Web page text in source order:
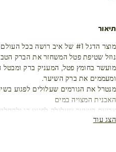
תיאור
מוצר הדגל #1 של איב רושה בכל העולם!
נוזל שטיפת פטל המשחזר את הברק
מועשר בחומץ פטל, המעניק ברק ומבטל
ומעממים את ברק השיער.
מנטרל את הגורמים שעלולים לפגוע
האבנית המצויה במים
צביעת השיער שעלולה לפגוע בו
חפיפה חוזרת ונשנית
הצג עוד